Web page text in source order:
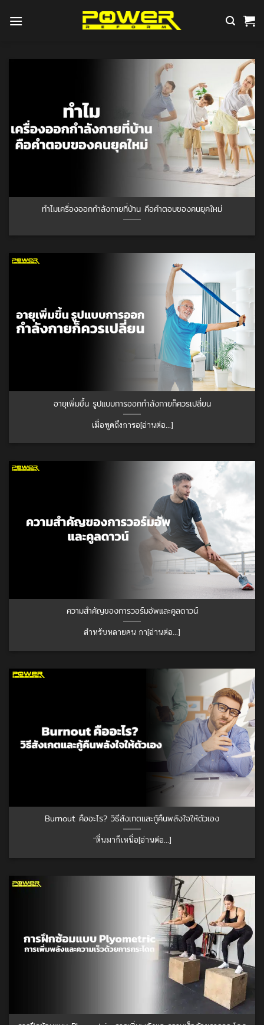
ทำไมเครื่องออกกำลังกายที่บ้าน คือคำตอบของคนยุคใหม่
อายุเพิ่มขึ้น รูปแบบการออกกำลังกายก็ควรเปลี่ยน
เมื่อพูดถึงการอ[อ่านต่อ...]
ความสำคัญของการวอร์มอัพและคูลดาวน์
สำหรับหลายคน กา[อ่านต่อ...]
Burnout คืออะไร? วิธีสังเกตและกู้คืนพลังใจให้ตัวเอง
“ตื่นมาก็เหนื่อ[อ่านต่อ...]